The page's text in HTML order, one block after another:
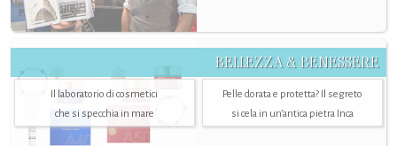
BELLEZZA & BENESSERE
Il laboratorio di cosmetici
che si specchia in mare
Pelle dorata e protetta? Il segreto
si cela in un’antica pietra Inca